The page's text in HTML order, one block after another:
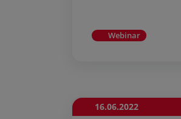
Webinar
16.06.2022